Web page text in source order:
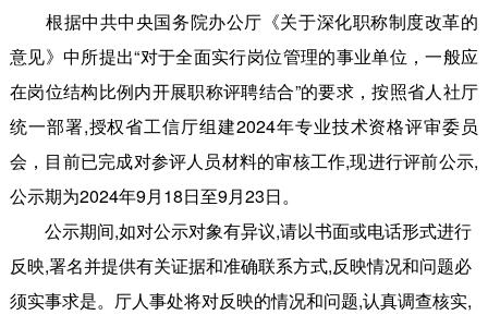
根据中共中央国务院办公厅《关于深化职称制度改革的
意见》中所提出“对于全面实行岗位管理的事业单位，一般应
在岗位结构比例内开展职称评聘结合”的要求，按照省人社厅
统一部署,授权省工信厅组建2024年专业技术资格评审委员
会，目前已完成对参评人员材料的审核工作,现进行评前公示,
公示期为2024年9月18日至9月23日。
公示期间,如对公示对象有异议,请以书面或电话形式进行
反映,署名并提供有关证据和准确联系方式,反映情况和问题必
须实事求是。厅人事处将对反映的情况和问题,认真调查核实,